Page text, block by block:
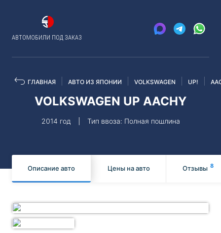
АВТОМОБИЛИ ПОД ЗАКАЗ
ГЛАВНАЯ АВТО ИЗ ЯПОНИИ VOLKSWAGEN UP!
VOLKSWAGEN UP AACHY
2014 год Тип ввоза: Полная пошлина
Описание авто Цены на авто Отзывы 8